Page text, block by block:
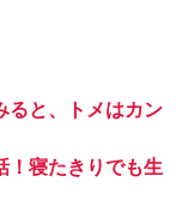
ると、トメはカン
！寝たきりでも生